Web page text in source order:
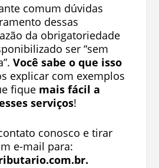
comum dúvidas
dessas
da obrigatoriedade
ser “sem
Você sabe o que isso
explicar com exemplos
fiquemais fácil a
serviços!
conosco e tirar
e-mail para:
.